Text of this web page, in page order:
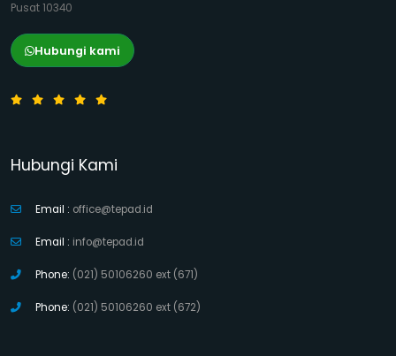
Pusat 10340
Hubungi kami
Hubungi Kami
Email : office@tepad.id
Email : info@tepad.id
Phone: (021) 50106260 ext (671)
Phone: (021) 50106260 ext (672)